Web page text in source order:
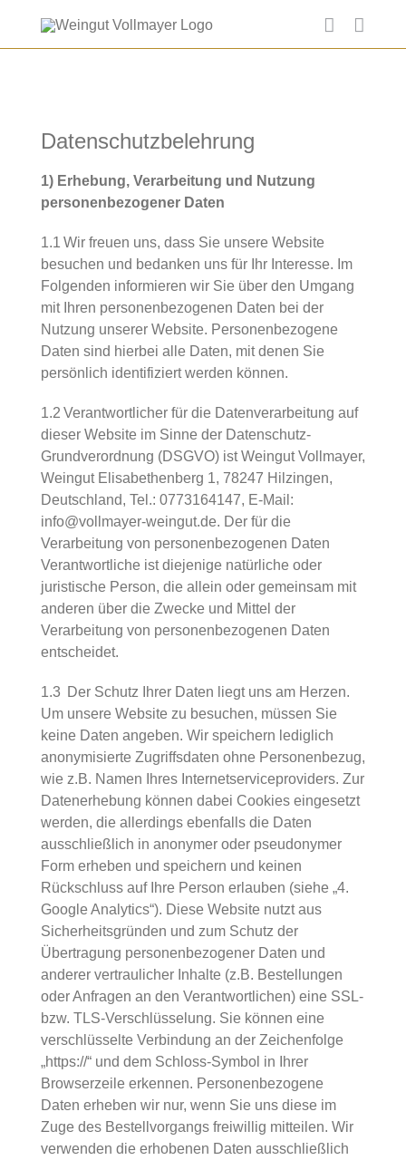
content
Datenschutzbelehrung
1) Erhebung, Verarbeitung und Nutzung
personenbezogener Daten
1.1 Wir freuen uns, dass Sie unsere Website
besuchen und bedanken uns für Ihr Interesse. Im
Folgenden informieren wir Sie über den Umgang
mit Ihren personenbezogenen Daten bei der
Nutzung unserer Website. Personenbezogene
Daten sind hierbei alle Daten, mit denen Sie
persönlich identifiziert werden können.
1.2 Verantwortlicher für die Datenverarbeitung auf
dieser Website im Sinne der Datenschutz-
Grundverordnung (DSGVO) ist Weingut Vollmayer,
Weingut Elisabethenberg 1, 78247 Hilzingen,
Deutschland, Tel.: 0773164147, E-Mail:
info@vollmayer-weingut.de. Der für die
Verarbeitung von personenbezogenen Daten
Verantwortliche ist diejenige natürliche oder
juristische Person, die allein oder gemeinsam mit
anderen über die Zwecke und Mittel der
Verarbeitung von personenbezogenen Daten
entscheidet.
1.3 Der Schutz Ihrer Daten liegt uns am Herzen.
Um unsere Website zu besuchen, müssen Sie
keine Daten angeben. Wir speichern lediglich
anonymisierte Zugriffsdaten ohne Personenbezug,
wie z.B. Namen Ihres Internetserviceproviders. Zur
Datenerhebung können dabei Cookies eingesetzt
werden, die allerdings ebenfalls die Daten
ausschließlich in anonymer oder pseudonymer
Form erheben und speichern und keinen
Rückschluss auf Ihre Person erlauben (siehe „4.
Google Analytics“). Diese Website nutzt aus
Sicherheitsgründen und zum Schutz der
Übertragung personenbezogener Daten und
anderer vertraulicher Inhalte (z.B. Bestellungen
oder Anfragen an den Verantwortlichen) eine SSL-
bzw. TLS-Verschlüsselung. Sie können eine
verschlüsselte Verbindung an der Zeichenfolge
„https://“ und dem Schloss-Symbol in Ihrer
Browserzeile erkennen. Personenbezogene
Daten erheben wir nur, wenn Sie uns diese im
Zuge des Bestellvorgangs freiwillig mitteilen. Wir
verwenden die erhobenen Daten ausschließlich